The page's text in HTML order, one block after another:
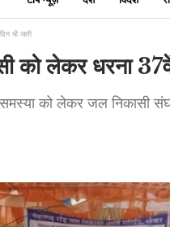
भी जारी
को लेकर धरना 37वें
को लेकर जल निकासी